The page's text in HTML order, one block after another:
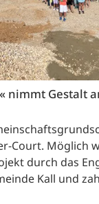
nimmt Gestalt
Court. Möglich
durch das
Kall und